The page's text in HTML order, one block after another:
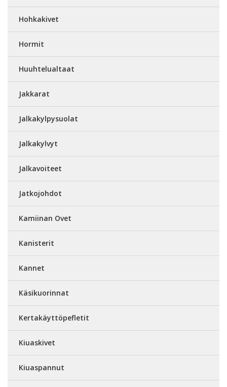
Hohkakivet
Hormit
Huuhtelualtaat
Jakkarat
Jalkakylpysuolat
Jalkakylvyt
Jalkavoiteet
Jatkojohdot
Kamiinan Ovet
Kanisterit
Kannet
Käsikuorinnat
Kertakäyttöpefletit
Kiuaskivet
Kiuaspannut